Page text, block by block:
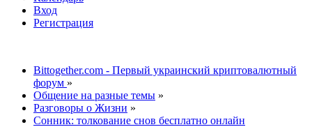
Вход
Регистрация
Bittogether.com - Первый украинский криптовалютный
форум »
Общение на разные темы »
Разговоры о Жизни »
Сонник: толкование снов бесплатно онлайн